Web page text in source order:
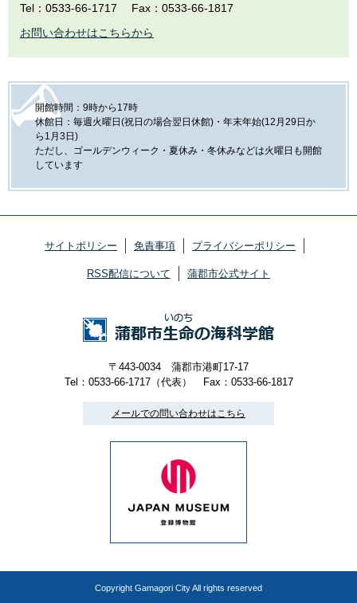
Tel：0533-66-1717
Fax：0533-66-1817
お問い合わせはこちらから
開館時間：9時から17時
休館日：毎週火曜日(祝日の場合翌日休館)・年末年始(12月29日か
ら1月3日)
ただし、ゴールデンウィーク・夏休み・冬休みなどは火曜日も開館
しています
サイトポリシー 免責事項 プライバシーポリシー
RSS配信について 蒲郡市公式サイト
〒443-0034 蒲郡市港町17-17
Tel：0533-66-1717（代表）
Fax：0533-66-1817
メールでの問い合わせはこちら
Copyright Gamagori City All rights reserved